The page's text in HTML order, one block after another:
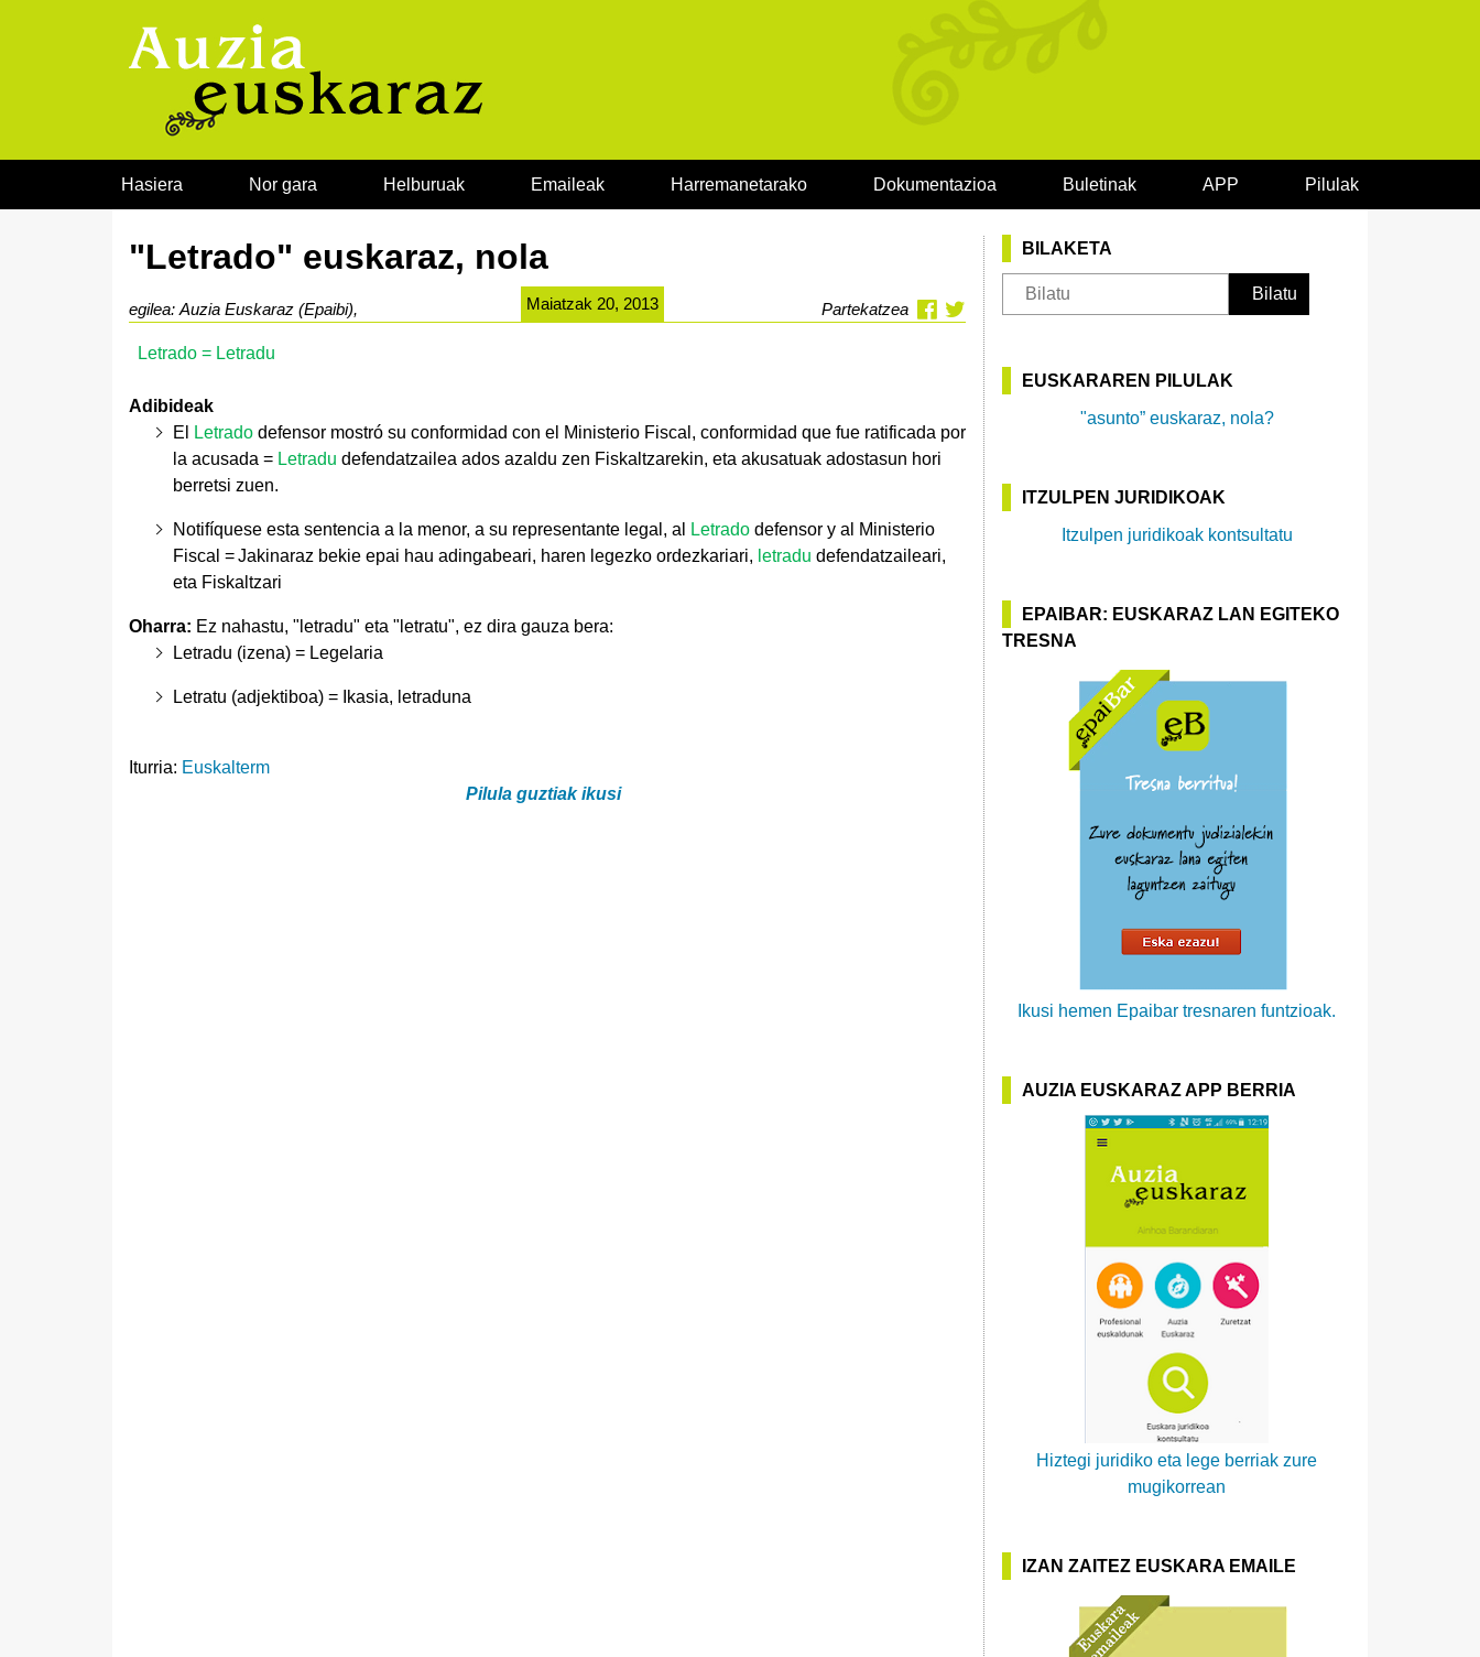
Hasiera Nor gara Helburuak Emaileak Harremanetarako Dokumentazioa Buletinak APP Pilulak
"Letrado" euskaraz, nola
egilea: Auzia Euskaraz (Epaibi), Maiatzak 20, 2013 Partekatzea
Letrado = Letradu
Adibideak
El
Letrado defensor mostró su conformidad con el Ministerio Fiscal, conformidad que fue ratificada por
la acusada = Letradu defendatzailea ados azaldu zen Fiskaltzarekin, eta akusatuak adostasun hori
berretsi zuen.
Notifíquese esta sentencia a la menor, a su representante legal, al Letrado defensor y al Ministerio
Fiscal =Jakinaraz bekie epai hau adingabeari, haren legezko ordezkariari, letradu defendatzaileari,
eta Fiskaltzari
Oharra: Ez nahastu, "letradu" eta "letratu", ez dira gauza bera:
Letradu (izena) = Legelaria
Letratu (adjektiboa) = Ikasia, letraduna
Iturria: Euskalterm
Pilula guztiak ikusi
BILAKETA
EUSKARAREN PILULAK
"asunto” euskaraz, nola?
ITZULPEN JURIDIKOAK
Itzulpen juridikoak kontsultatu
EPAIBAR: EUSKARAZ LAN EGITEKO
TRESNA
Ikusi hemen Epaibar tresnaren funtzioak.
AUZIA EUSKARAZ APP BERRIA
Hiztegi juridiko eta lege berriak zure
mugikorrean
IZAN ZAITEZ EUSKARA EMAILE